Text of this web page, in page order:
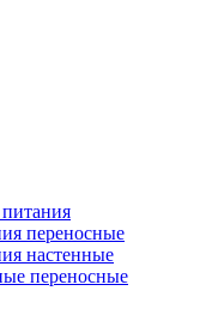
питания
переносные
настенные
переносные